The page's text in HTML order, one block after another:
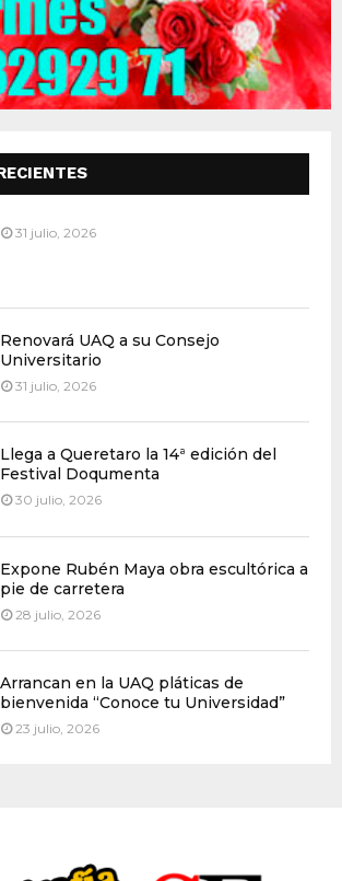
31 julio, 2026
Renovará UAQ a su Consejo
Universitario
31 julio, 2026
Llega a Queretaro la 14ª edición del
Festival Doqumenta
30 julio, 2026
Expone Rubén Maya obra escultórica a
pie de carretera
28 julio, 2026
Arrancan en la UAQ pláticas de
bienvenida “Conoce tu Universidad”
23 julio, 2026